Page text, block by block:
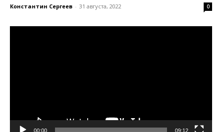
Константин Сергеев - 31 августа, 2022 0
00:00 09:12